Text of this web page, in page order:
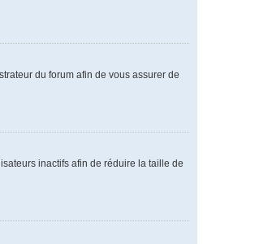
du forum afin de vous assurer de
inactifs afin de réduire la taille de